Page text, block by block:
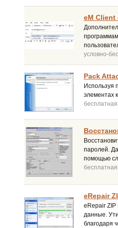
eM Client
условно-
Pack
Используя
элементах
бесплатная
паролей.
помощью
бесплатная
eRepair
eRepair
данные.
благодаря